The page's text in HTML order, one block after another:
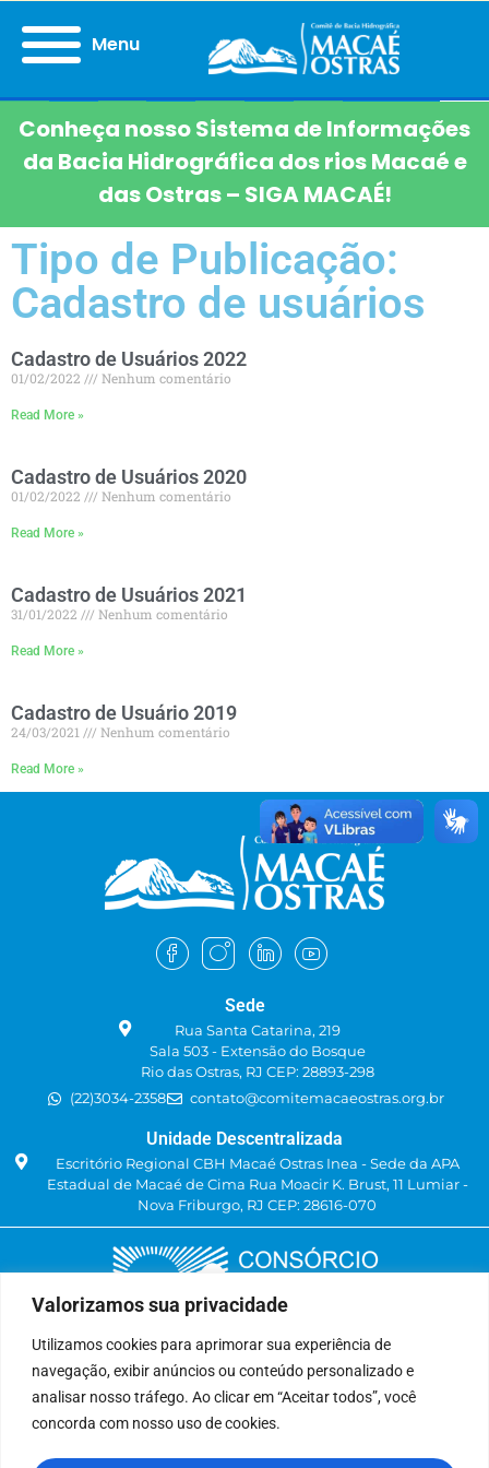
Valorizamos sua privacidade
Utilizamos cookies para aprimorar sua experiência de
navegação, exibir anúncios ou conteúdo personalizado e
analisar nosso tráfego. Ao clicar em “Aceitar todos”, você
concorda com nosso uso de cookies.
Menu
Conheça nosso Sistema de Informações
da Bacia Hidrográfica dos rios Macaé e
das Ostras – SIGA MACAÉ!
Tipo de Publicação:
Cadastro de usuários
Cadastro de Usuários 2022
01/02/2022 Nenhum comentário
Read More »
Cadastro de Usuários 2020
01/02/2022 Nenhum comentário
Read More »
Cadastro de Usuários 2021
31/01/2022 Nenhum comentário
Read More »
Cadastro de Usuário 2019
24/03/2021 Nenhum comentário
Read More »
Sede
Rua Santa Catarina, 219
Sala 503 - Extensão do Bosque
Rio das Ostras, RJ CEP: 28893-298
(22)3034-2358
contato@comitemacaeostras.org.br
Unidade Descentralizada
Escritório Regional CBH Macaé Ostras Inea - Sede da APA
Estadual de Macaé de Cima Rua Moacir K. Brust, 11 Lumiar -
Nova Friburgo, RJ CEP: 28616-070
Delegatária (CILSJ)
Rua: Avenida Um, n° 01, Lote 01, Quadra 11
Bairro: Jardins de São Pedro